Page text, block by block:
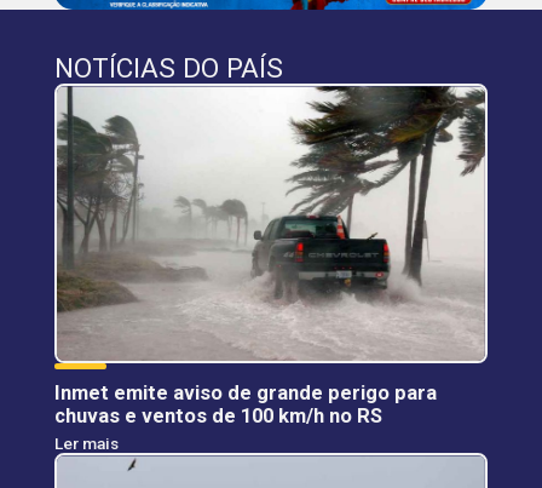
NOTÍCIAS DO PAÍS
Inmet emite aviso de grande perigo para
chuvas e ventos de 100 km/h no RS
Ler mais